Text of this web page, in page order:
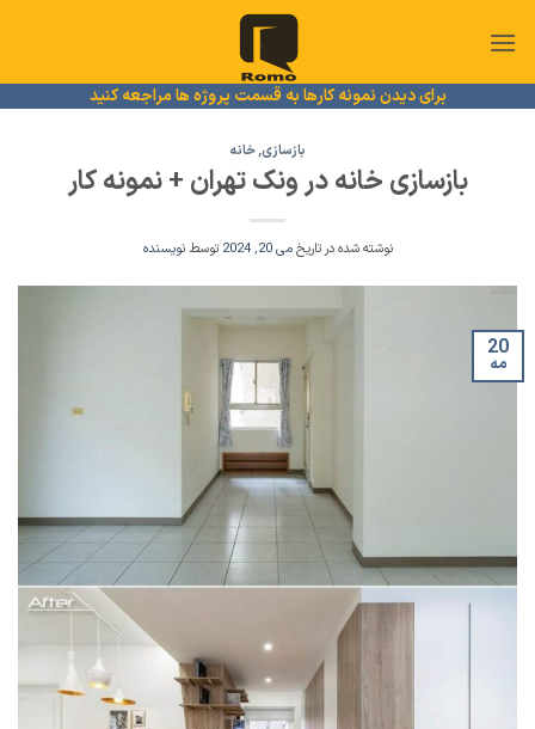
برای دیدن نمونه کارها به قسمت پروژه ها مراجعه کنید
بازسازی,خانه
بازسازی خانه در ونک تهران + نمونه کار
نوشته شده در تاریخمی 20, 2024 توسطنویسنده
20
مه